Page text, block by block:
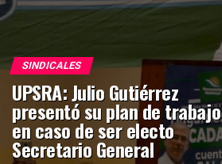
SINDICALES
UPSRA: Julio Gutiérrez
presentó su plan de trabajo
en caso de ser electo
Secretario General